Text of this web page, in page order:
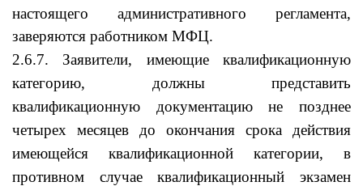
настоящего административного регламента,
заверяются работником МФЦ.
2.6.7. Заявители, имеющие квалификационную
категорию, должны представить
квалификационную документацию не позднее
четырех месяцев до окончания срока действия
имеющейся квалификационной категории, в
противном случае квалификационный экзамен